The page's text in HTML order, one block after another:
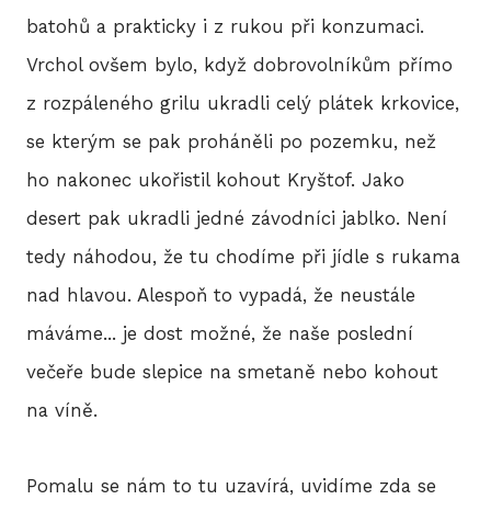
batohů a prakticky i z rukou při konzumaci.
Vrchol ovšem bylo, když dobrovolníkům přímo
z rozpáleného grilu ukradli celý plátek krkovice,
se kterým se pak proháněli po pozemku, než
ho nakonec ukořistil kohout Kryštof. Jako
desert pak ukradli jedné závodníci jablko. Není
tedy náhodou, že tu chodíme při jídle s rukama
nad hlavou. Alespoň to vypadá, že neustále
máváme... je dost možné, že naše poslední
večeře bude slepice na smetaně nebo kohout
na víně.
Pomalu se nám to tu uzavírá, uvidíme zda se